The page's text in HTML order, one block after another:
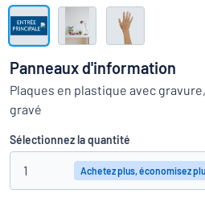
ne parvenez pas à trouver ce que
Montrer toutes les catégories
Demande
devis
Se
connecter
Service
clients
/ Entreprise
Panneaux d'information
Plaques en plastique avec
gravé
Sélectionnez la quantité
1 Achetez plus, économisez